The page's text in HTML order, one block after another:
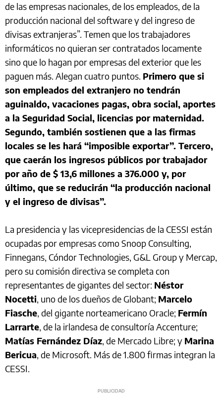
de las empresas nacionales, de los empleados, de la
producción nacional del software y del ingreso de
divisas extranjeras”. Temen que los trabajadores
informáticos no quieran ser contratados locamente
sino que lo hagan por empresas del exterior que les
paguen más. Alegan cuatro puntos. Primero que si
son empleados del extranjero no tendrán
aguinaldo, vacaciones pagas, obra social, aportes
a la Seguridad Social, licencias por maternidad.
Segundo, también sostienen que a las firmas
locales se les hará “imposible exportar”. Tercero,
que caerán los ingresos públicos por trabajador
por año de $ 13,6 millones a 376.000 y, por
último, que se reducirán “la producción nacional
y el ingreso de divisas”.
La presidencia y las vicepresidencias de la CESSI están
ocupadas por empresas como Snoop Consulting,
Finnegans, Cóndor Technologies, G&L Group y Mercap,
pero su comisión directiva se completa con
representantes de gigantes del sector: Néstor
Nocetti, uno de los dueños de Globant; Marcelo
Fiasche, del gigante norteamericano Oracle; Fermín
Larrarte, de la irlandesa de consultoría Accenture;
Matías Fernández Díaz, de Mercado Libre; y Marina
Bericua, de Microsoft. Más de 1.800 firmas integran la
CESSI.